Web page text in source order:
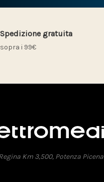
Spedizione gratuita
sopra i 99€
Km 3,500, Potenza Picena